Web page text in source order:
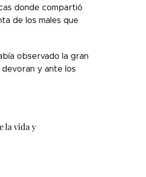
donde compartió
de los males que
observado la gran
y ante los
la vida y